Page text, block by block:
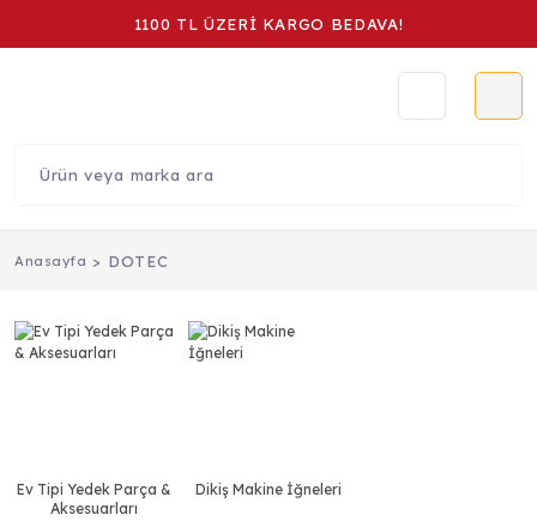
1100 TL ÜZERİ KARGO BEDAVA!
Anasayfa DOTEC
Ev Tipi Yedek Parça &
Aksesuarları
Dikiş Makine İğneleri